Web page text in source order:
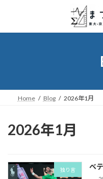
ン
ー
Home Blog 2026年1月
2026年1月
独り言 ベ